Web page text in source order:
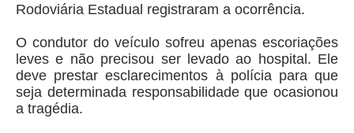
Rodoviária Estadual registraram a ocorrência.
O condutor do veículo sofreu apenas escoriações
leves e não precisou ser levado ao hospital. Ele
deve prestar esclarecimentos à polícia para que
seja determinada responsabilidade que ocasionou
a tragédia.